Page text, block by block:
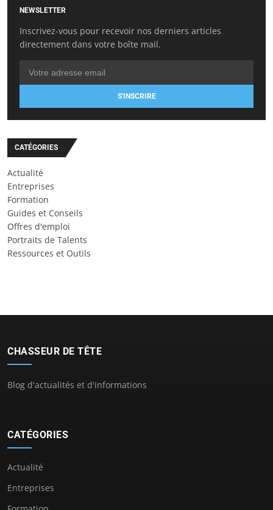
NEWSLETTER
Inscrivez-vous pour recevoir nos derniers articles
directement dans votre boîte mail.
S'INSCRIRE
CATÉGORIES
Actualité
Entreprises
Formation
Guides et Conseils
Offres d'emploi
Portraits de Talents
Ressources et Outils
CHASSEUR DE TÊTE
Blog d'actualités et d'informations
CATÉGORIES
Actualité
Entreprises